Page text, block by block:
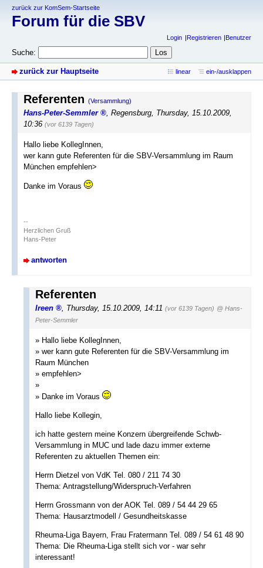
zurück zur KomSem-Startseite
Forum für die SBV
Login Registrieren Benutzer
Suche:
zurück zur Hauptseite linear ein-/ausklappen
Referenten (Versammlung)
Hans-Peter-Semmler , Regensburg, Thursday, 15.10.2009,
10:36 (vor 6139 Tagen)
Hallo liebe KollegInnen,
wer kann gute Referenten für die SBV-Versammlung im Raum
München empfehlen>
Danke im Voraus
--
Herzlichen Gruß
Hans-Peter
antworten
Referenten
Ireen Thursday, 15.10.2009, 14:11 (vor 6139 Tagen) @ Hans-
Peter-Semmler
» Hallo liebe KollegInnen,
» wer kann gute Referenten für die SBV-Versammlung im
Raum München
» empfehlen>
»
» Danke im Voraus
Hallo liebe Kollegin,
ich hatte gestern meine Konzern übergreifende Schwb-
Versammlung in MUC und lade dazu immer externe
Referenten zu aktuellen Themen ein:
Herrn Dietzel von VdK Tel. 080 / 211 74 30
Thema: Antragstellung/Widerspruch-Verfahren
Herrn Grossmann von der AOK Tel. 089 / 54 44 29 65
Thema: Hausarztmodell / Gesundheitskasse
Rheuma-Liga Bayern, Frau Fratermann Tel. 089 / 54 61 48 90
Thema: Die Rheuma-Liga stellt sich vor - war sehr
interessant!